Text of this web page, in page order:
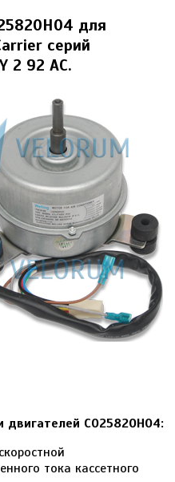
для
серий
2 92 AC.
двигателей C025820H04:
тока кассетного